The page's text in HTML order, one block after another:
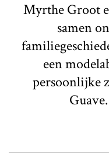
Myrthe Groot
samen
een
persoonlijke
Guave.